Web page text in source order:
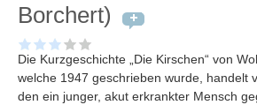
Borchert)
Die Kurzgeschichte „Die Kirschen“ von
welche 1947 geschrieben wurde, handelt
den ein junger, akut erkrankter Mensch